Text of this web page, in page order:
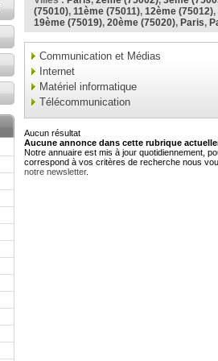
(75010), 11ème (75011), 12ème (75012),
19ème (75019), 20ème (75020), Paris,
Communication et Médias
Internet
Matériel informatique
Télécommunication
Aucun résultat
Aucune annonce dans cette rubrique
Notre annuaire est mis à jour quotidiennement,
correspond à vos critères de recherche nous
notre newsletter.